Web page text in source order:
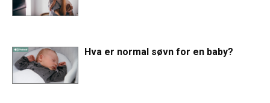
Hva er normal søvn for en baby?